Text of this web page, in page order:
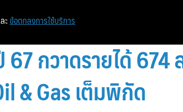
67 กวาดรายได้
& Gas เต็มพิกัด
ะ ข้อตกลงการใช้บริการ